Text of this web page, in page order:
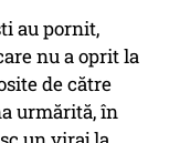
au pornit,
nu a oprit la
de către
urmărită, în